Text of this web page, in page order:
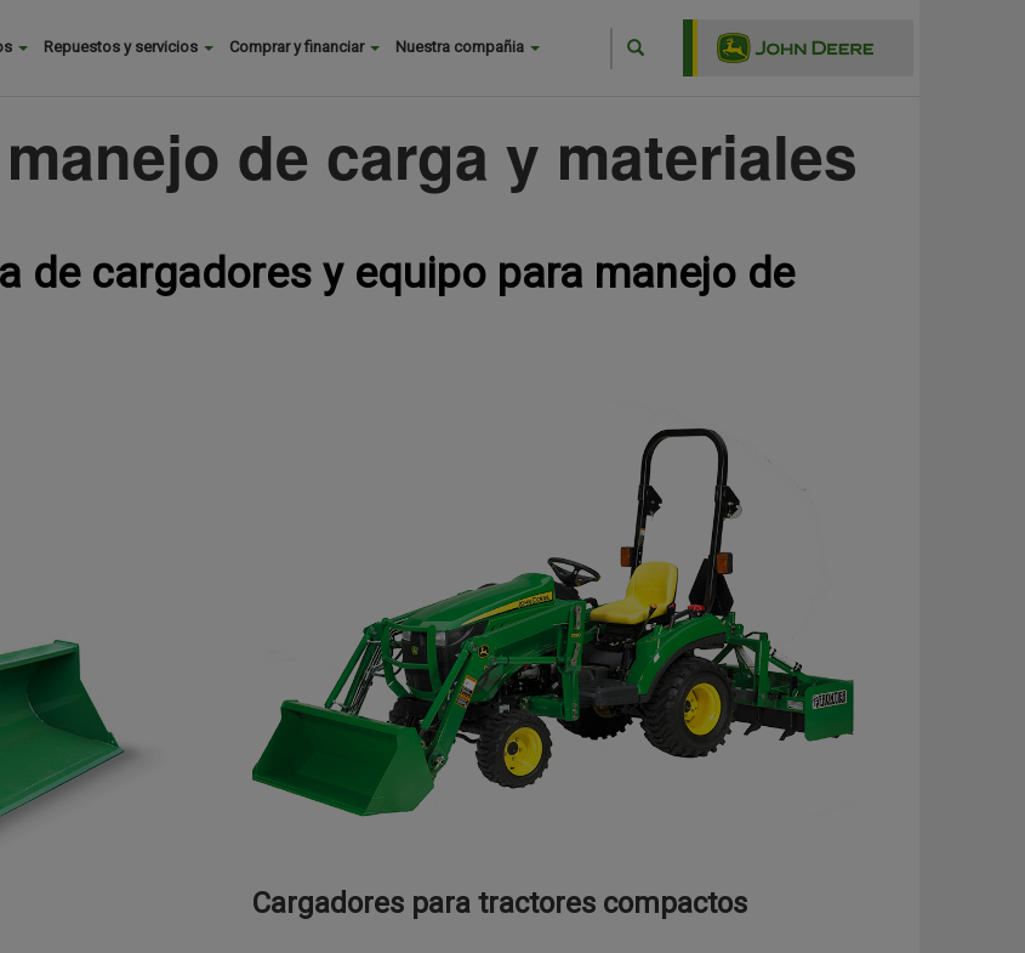
Search
Buscar Buscar
Repuestos y servicios Comprar y financiar Nuestra compañia
de carga y materiales
de cargadores y equipo para manejo de
Cargadores para tractores compactos